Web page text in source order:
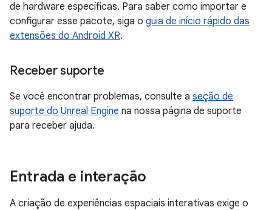
de hardware específicas. Para saber como importar e
configurar esse pacote, siga o guia de início rápido das
extensões do Android XR.
Receber suporte
Se você encontrar problemas, consulte a seção de
suporte do Unreal Engine na nossa página de suporte
para receber ajuda.
Entrada e interação
A criação de experiências espaciais interativas exige o